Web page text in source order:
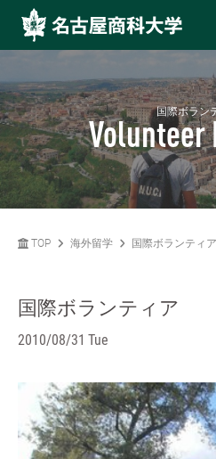
国際ボラン
Volunteer
TOP 海外留学 国際ボランティア
国際ボランティア
2010/08/31 Tue